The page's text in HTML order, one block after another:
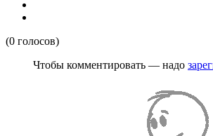
(0 голосов)
Чтобы комментировать — надо